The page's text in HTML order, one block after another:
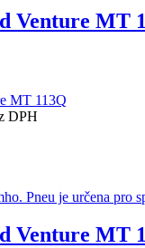
Venture MT
DPH
Pneu je určena pro
Venture MT